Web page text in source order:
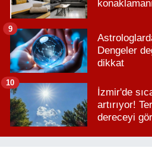
Dengeler
dikkat
9
İzmir'de
artırıyor!
dereceyi
10